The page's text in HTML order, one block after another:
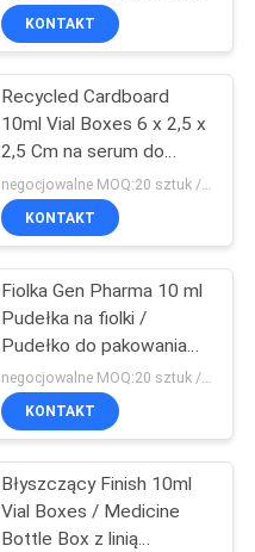
materiałem
KONTAKT
Recycled Cardboard
10ml Vial Boxes 6 x 2,5 x
2,5 Cm na serum do
wstrzykiwań
KONTAKT
Fiolka Gen Pharma 10 ml
Pudełka na fiolki /
Pudełko do pakowania
leków Różne rozmiary
negocjowalne MOQ:20 sztuk / nazwa
KONTAKT
Błyszczący Finish 10ml
Vial Boxes / Medicine
Bottle Box z linią